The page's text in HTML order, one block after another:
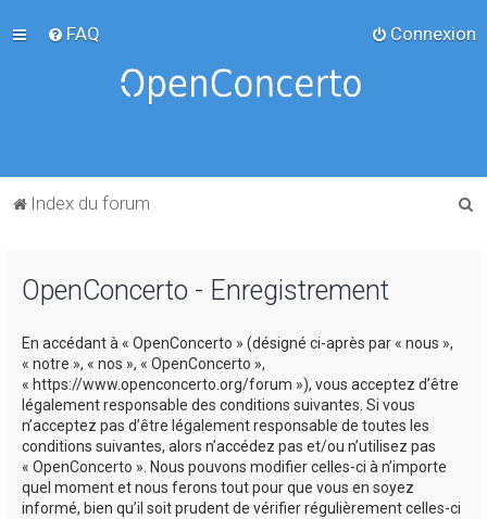
FAQ Connexion
Index du forum
OpenConcerto - Enregistrement
En accédant à « OpenConcerto » (désigné ci-après par « nous »,
« notre », « nos », « OpenConcerto »,
« https://www.openconcerto.org/forum »), vous acceptez d’être
légalement responsable des conditions suivantes. Si vous
n’acceptez pas d’être légalement responsable de toutes les
conditions suivantes, alors n’accédez pas et/ou n’utilisez pas
« OpenConcerto ». Nous pouvons modifier celles-ci à n’importe
quel moment et nous ferons tout pour que vous en soyez
informé, bien qu’il soit prudent de vérifier régulièrement celles-ci